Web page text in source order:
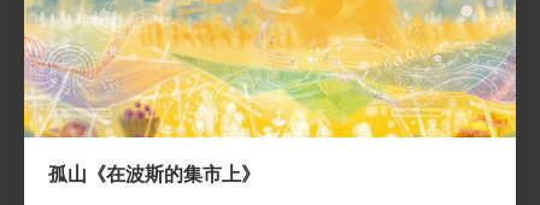
孤山《在波斯的集市上》